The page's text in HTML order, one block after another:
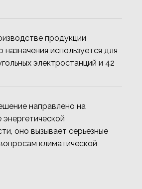
продукции
назначения используется для
электростанций и 42
направлено на
энергетической
оно вызывает серьезные
климатической